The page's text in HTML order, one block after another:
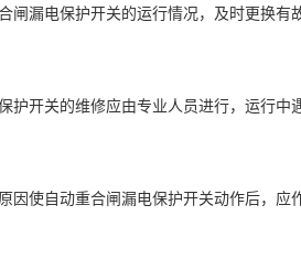
漏电保护开关的运行情况，及时更换有
开关的维修应由专业人员进行，运行中
使自动重合闸漏电保护开关动作后，应